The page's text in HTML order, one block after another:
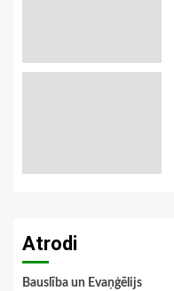
Atrodi
Bauslība un Evaņģēlijs